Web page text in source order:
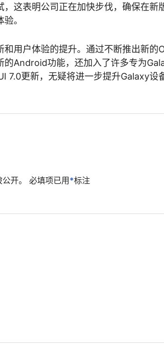
，这表明公司正在加快步伐，确保在新
。
和用户体验的提升。通过不断推出新的
的Android功能，还加入了许多专为
7.0更新，无疑将进一步提升Galaxy设
开。 必填项已用 *标注